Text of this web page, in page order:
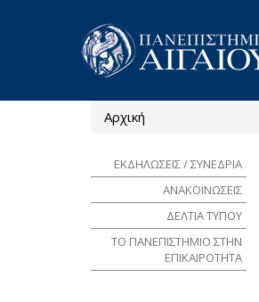
Είστε εδώ
Αρχική
ΕΚΔΗΛΩΣΕΙΣ / ΣΥΝΕΔΡΙΑ
ΑΝΑΚΟΙΝΩΣΕΙΣ
ΔΕΛΤΙΑ ΤΥΠΟΥ
ΤΟ ΠΑΝΕΠΙΣΤΗΜΙΟ ΣΤΗΝ
ΕΠΙΚΑΙΡΟΤΗΤΑ